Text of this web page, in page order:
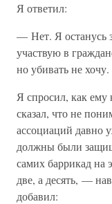
Я ответил:
— Нет. Я останусь
участвую в
но убивать не хочу.
Я спросил, как ему
сказал, что не
ассоциаций давно
должны были
самих баррикад на
две, а десять, —
добавил: